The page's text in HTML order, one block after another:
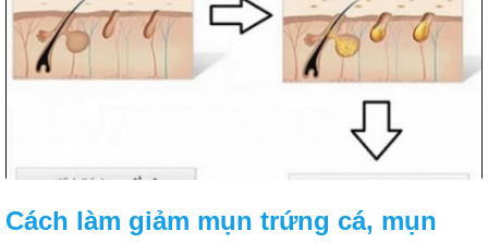
Cách làm giảm mụn trứng cá, mụn